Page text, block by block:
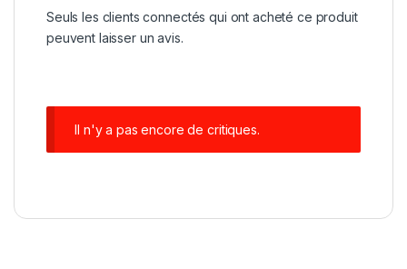
Seuls les clients connectés qui ont acheté ce produit
peuvent laisser un avis.
Il n'y a pas encore de critiques.